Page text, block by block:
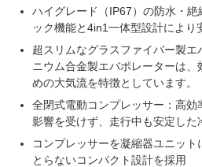
ハイグレード（IP67）の防水・
ック機能と4in1一体型設計により
超スリムなグラスファイバー製エ
ニウム合金製エバポレーターは、
めの大気流を特徴としています。
全閉式電動コンプレッサー：高
影響を受けず、走行中も安定した
コンプレッサーを凝縮器ユニッ
とらないコンパクト設計を採用